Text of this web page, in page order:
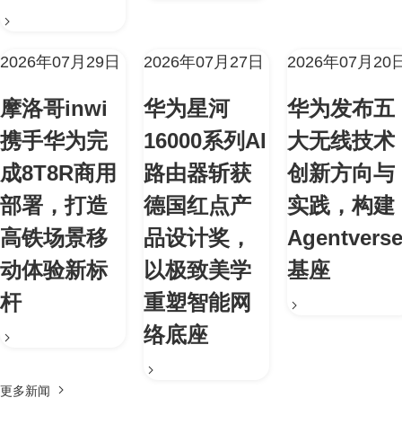
2026年07月29日
摩洛哥inwi
携手华为完
成8T8R商用
部署，打造
高铁场景移
动体验新标
杆
2026年07月27日
华为星河
16000系列AI
路由器斩获
德国红点产
品设计奖，
以极致美学
重塑智能网
络底座
2026年07月20
华为发布五
大无线技术
创新方向与
实践，构建
Agentverse
基座
更多新闻